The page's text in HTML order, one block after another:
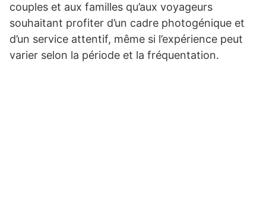
couples et aux familles qu’aux voyageurs
souhaitant profiter d’un cadre photogénique et
d’un service attentif, même si l’expérience peut
varier selon la période et la fréquentation.